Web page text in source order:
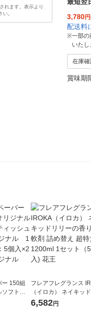
れます。表示より
。
3,780円
配送料
※一部の
いたし
在庫
賞味期
ー 150組
ソフトパ
オナ オ
フレアフレグランス
（イロカ） ネイキッ
ーの香り 柔軟剤 詰め替
6,582円